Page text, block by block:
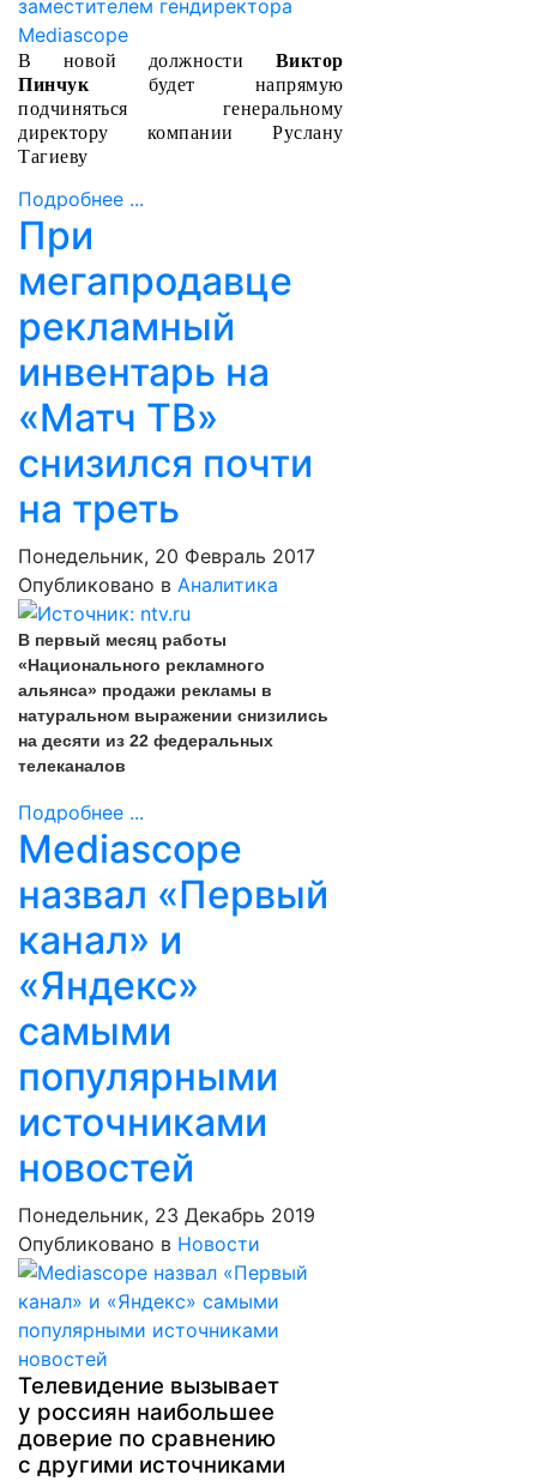
В новой должности Виктор
Пинчук будет напрямую
подчиняться генеральному
директору компании Руслану
Тагиеву
Подробнее ...
При
мегапродавце
рекламный
инвентарь на
«Матч ТВ»
снизился почти
на треть
Понедельник, 20 Февраль 2017
Опубликовано в Аналитика
В первый месяц работы
«Национального рекламного
альянса» продажи рекламы в
натуральном выражении снизились
на десяти из 22 федеральных
телеканалов
Подробнее ...
Mediascope
назвал «Первый
канал» и
«Яндекс»
самыми
популярными
источниками
новостей
Понедельник, 23 Декабрь 2019
Опубликовано в Новости
Телевидение вызывает
у россиян наибольшее
доверие по сравнению
с другими источниками